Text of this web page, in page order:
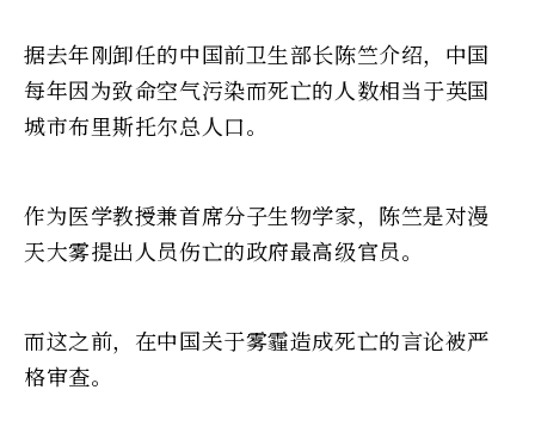
据去年刚卸任的中国前卫生部长陈竺介绍，中国
每年因为致命空气污染而死亡的人数相当于英国
城市布里斯托尔总人口。
作为医学教授兼首席分子生物学家，陈竺是对漫
天大雾提出人员伤亡的政府最高级官员。
而这之前，在中国关于雾霾造成死亡的言论被严
格审查。